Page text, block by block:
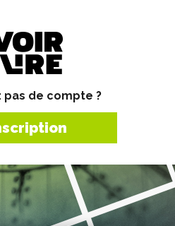
pas de compte ?